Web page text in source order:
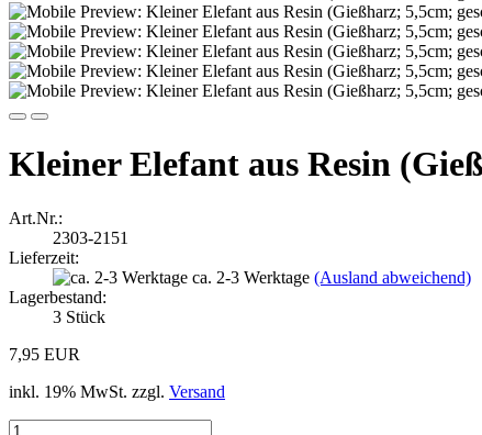
Kleiner Elefant aus Resin
Art.Nr.:
2303-2151
Lieferzeit:
ca. 2-3 Werktage (Ausland abweichend)
Lagerbestand:
3 Stück
7,95 EUR
inkl. 19% MwSt. zzgl. Versand